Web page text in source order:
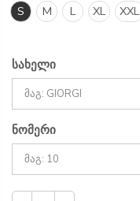
S M L XL XXL
სახელი
ნომერი